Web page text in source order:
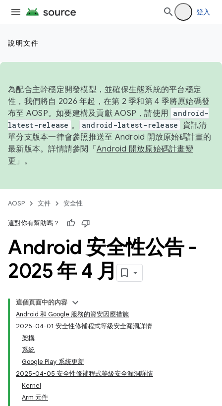
登入
說明文件
為配合主幹穩定開發模型，並確保生態系統的平台穩定
性，我們將自 2026 年起，在第 2 季和第 4 季將原始碼發
布至 AOSP。如要建構及貢獻 AOSP，請使用 android-
latest-release 。 android-latest-release
資訊清
單分支版本一律會參照推送至 Android 開放原始碼計畫的
最新版本。詳情請參閱「 Android 開放原始碼計畫變
更 」。
AOSP 文件 安全性
這對你有幫助嗎？
Android 安全性公告 -
2025 年 4 月
這個頁面中的內容
Android 和 Google 服務的資安因應措施
2025-04-01 安全性修補程式等級安全漏洞詳情
架構
系統
Google Play 系統更新
2025-04-05 安全性修補程式等級安全漏洞詳情
Kernel
Arm 元件